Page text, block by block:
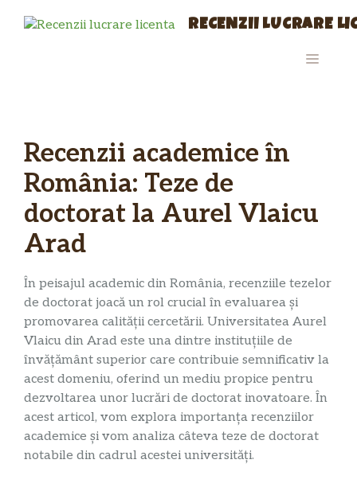
RECENZII LUCRARE
MENIU
Recenzii academice în
România: Teze de
doctorat la Aurel Vlaicu
Arad
În peisajul academic din România, recenziile tezelor
de doctorat joacă un rol crucial în evaluarea și
promovarea calității cercetării. Universitatea Aurel
Vlaicu din Arad este una dintre instituțiile de
învățământ superior care contribuie semnificativ la
acest domeniu, oferind un mediu propice pentru
dezvoltarea unor lucrări de doctorat inovatoare. În
acest articol, vom explora importanța recenziilor
academice și vom analiza câteva teze de doctorat
notabile din cadrul acestei universități.